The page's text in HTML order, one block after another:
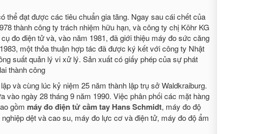
thể đạt được các tiêu chuẩn gia tăng. Ngay sau cái chết của
thành công ty trách nhiệm hữu hạn, và công ty chị Köhr KG
đo điện tử và, vào năm 1981, đã giới thiệu máy đo sức căng
một thỏa thuận hợp tác đã được ký kết với công ty Nhật
suất quản lý vi xử lý. Sản xuất có giấy phép của sự phát
thành công
và cùng lúc kỷ niệm 25 năm thành lập trụ sở Waldkraiburg.
ngày 28 tháng 9 năm 1990. Việc phân phối các mặt hàng
gồm máy đo điện tử cầm tay Hans Schmidt, máy đo độ
dệt và cao su, máy đo lực cơ và điện tử, máy đo độ ẩm